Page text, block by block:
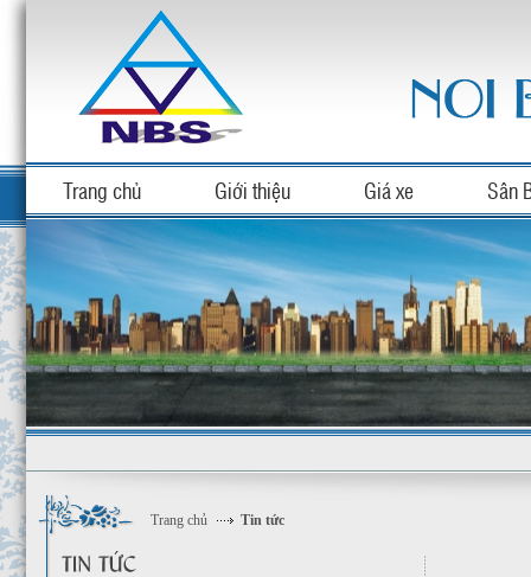
Trang chủ Giới thiệu Giá xe Sân
Trang chủ Tin tức